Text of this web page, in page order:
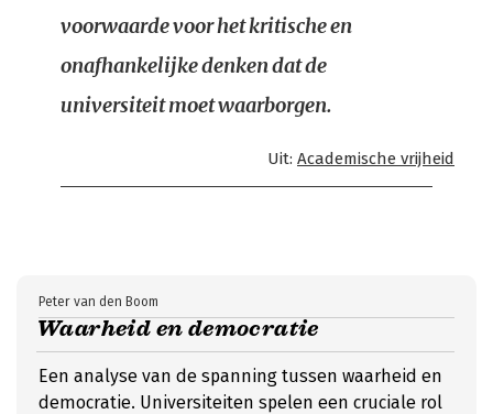
voorwaarde voor het kritische en
onafhankelijke denken dat de
universiteit moet waarborgen.
Uit: Academische vrijheid
Waarheid en democratie
Peter van den Boom
Een analyse van de spanning tussen waarheid en
democratie. Universiteiten spelen een cruciale rol